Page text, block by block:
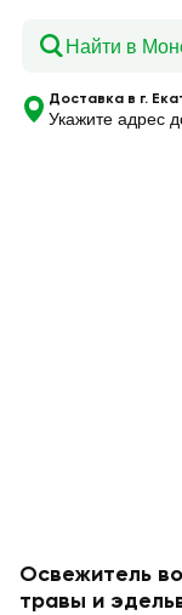
Доставка в г.
Укажите адрес
Освежитель
травы и